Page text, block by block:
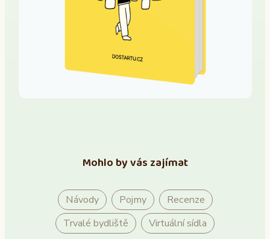
Mohlo by vás zajímat
Návody Pojmy
Recenze
Trvalé bydliště
Virtuální sídla